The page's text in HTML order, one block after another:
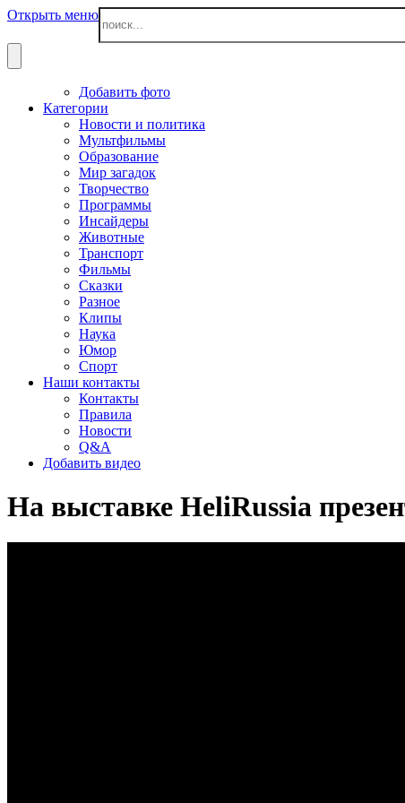
Открыть меню
Добавить фото
Категории
Новости и политика
Мультфильмы
Образование
Мир загадок
Творчество
Программы
Инсайдеры
Животные
Транспорт
Фильмы
Сказки
Разное
Клипы
Наука
Юмор
Спорт
Наши контакты
Контакты
Правила
Новости
Q&A
Добавить видео
На выставке HeliRussia